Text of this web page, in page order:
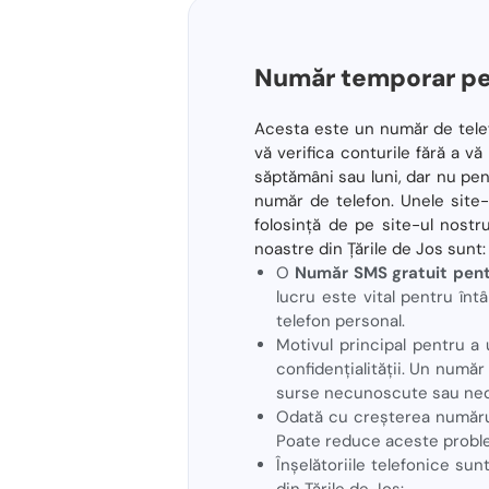
Număr temporar
Acesta este un număr de
vă verifica conturile fără a vă
săptămâni sau luni, dar nu
număr de telefon. Unele
folosință de pe site-ul
noastre din Țările de Jos sunt:
O Număr SMS gratuit
lucru este vital pentru
telefon personal.
Motivul principal pentru a
confidențialității. Un
surse necunoscute sau
Odată cu creșterea
Poate reduce aceste
Înșelătoriile telefonice